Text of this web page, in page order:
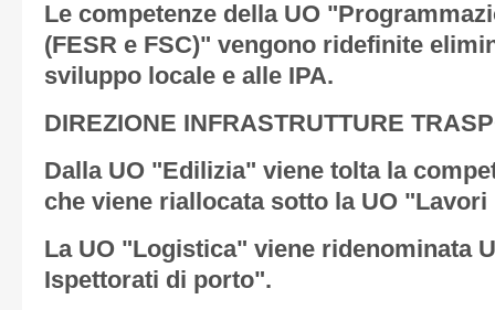
Le competenze della UO
(FESR e FSC)" vengono ridefinite
sviluppo locale e alle IPA.
DIREZIONE INFRASTRUTTURE
Dalla UO "Edilizia" viene tolta la
che viene riallocata sotto la UO
La UO "Logistica" viene ridenominata
Ispettorati di porto".